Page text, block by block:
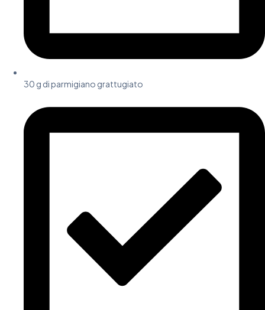
30 g di parmigiano grattugiato